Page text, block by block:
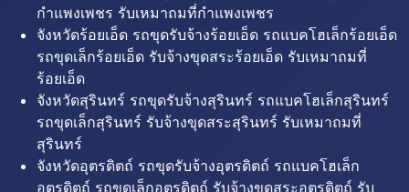
กำแพงเพชร รับเหมาถมที่กำแพงเพชร
จังหวัดร้อยเอ็ด รถขุดรับจ้างร้อยเอ็ด รถแบคโฮเล็กร้อยเอ็ด
รถขุดเล็กร้อยเอ็ด รับจ้างขุดสระร้อยเอ็ด รับเหมาถมที่
ร้อยเอ็ด
จังหวัดสุรินทร์ รถขุดรับจ้างสุรินทร์ รถแบคโฮเล็กสุรินทร์
รถขุดเล็กสุรินทร์ รับจ้างขุดสระสุรินทร์ รับเหมาถมที่
สุรินทร์
จังหวัดอุตรดิตถ์ รถขุดรับจ้างอุตรดิตถ์ รถแบคโฮเล็ก
อุตรดิตถ์ รถขุดเล็กอุตรดิตถ์ รับจ้างขุดสระอุตรดิตถ์ รับ